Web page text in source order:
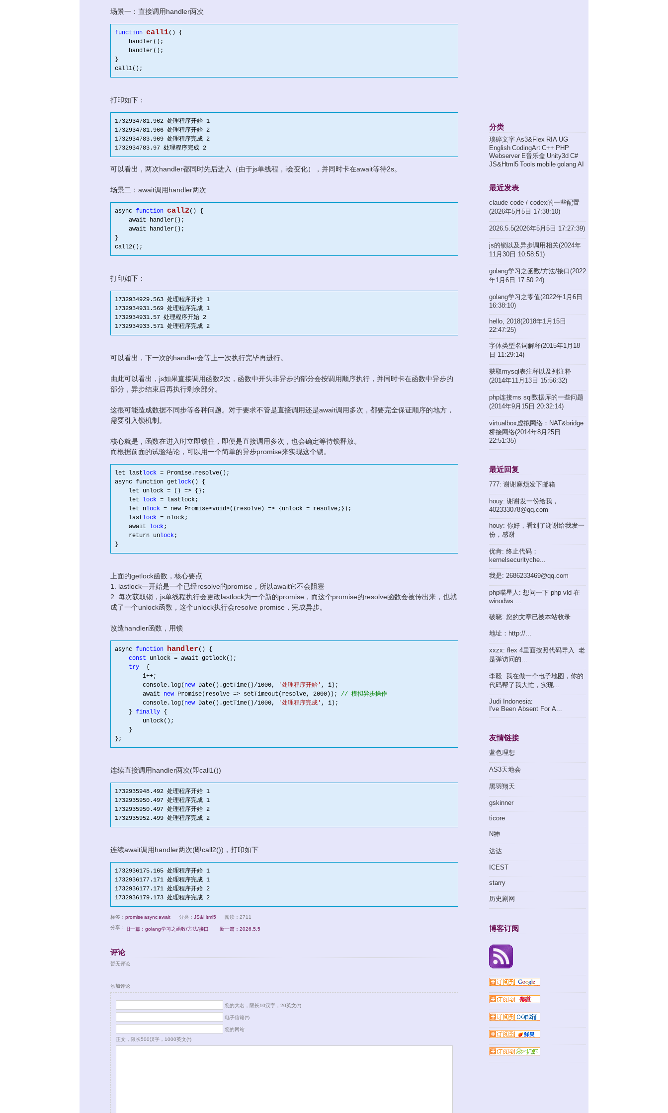
场景一：直接调用handler两次
function call1() {
handler();
handler();
}
打印如下：
1732934781.962 处理程序开始 1
1732934781.966 处理程序开始 2
1732934783.969 处理程序完成 2
可以看出，两次handler都同时先后进入（由于js单线程，i会变化），并同时卡在await等待2s。
场景二：await调用handler两次
async function call2() {
await handler();
await handler();
}
打印如下：
1732934929.563 处理程序开始 1
1732934931.569 处理程序完成 1
1732934931.57 处理程序开始 2
可以看出，下一次的handler会等上一次执行完毕再进行。
由此可以看出，js如果直接调用函数2次，函数中开头非异步的部分会按调用顺序执行，并同时卡在函数中异步的
部分，异步结束后再执行剩余部分。
这很可能造成数据不同步等各种问题。对于要求不管是直接调用还是await调用多次，都要完全保证顺序的地方，
需要引入锁机制。
核心就是，函数在进入时立即锁住，即便是直接调用多次，也会确定等待锁释放。
而根据前面的试验结论，可以用一个简单的异步promise来实现这个锁。
let last lock = Promise.resolve();
async function get lock() {
let unlock = () => {};
let
lock = lastlock;
let nlock = new Promise<void>((resolve) => {unlock = resolve; });
last lock = nlock;
await
lock;
return unlock;
上面的getlock函数，核心要点
1. lastlock一开始是一个已经resolve的promise，所以await它不会阻塞
2. 每次获取锁，js单线程执行会更改lastlock为一个新的promise，而这个promise的resolve函数会被传出来，也就
成了一个unlock函数，这个unlock执行会resolve promise，完成异步。
改造handler函数，用锁
async function handler () {
const unlock = await getlock();
try {
i++;
console.log( new Date().getTime()/1000, '处理程序开始' , i);
await new Promise(resolve => setTimeout(resolve, 2000 )); // 模拟异步操作
console.log( new Date().getTime()/1000, '处理程序完成' , i);
} finally {
unlock();
}
连续直接调用handler两次(即call1())
1732935948.492 处理程序开始 1
1732935950.497 处理程序完成 1
1732935950.497 处理程序开始 2
连续await调用handler两次(即call2())，打印如下
1732936175.165 处理程序开始 1
1732936177.171 处理程序完成 1
1732936177.171 处理程序开始 2
标签： promise asyncawait 分类： JS&Html5
阅读：2711
分享：
旧一篇：golang学习之函数/方法/接口 新一篇：2026.5.5
评论
暂无评论
添加评论
您的大名，限长10汉字，20英文(*)
电子信箱(*)
您的网站
正文，限长500汉字，1000英文(*)
分类
琐碎文字 As3&Flex RIA UG
English CodingArt C++ PHP
Webserver E音乐盒 Unity3d C#
JS&Html5 Tools mobile golang AI
最近发表
claude code / codex的一些配置
(2026年5月5日 17:38:10)
2026.5.5(2026年5月5日 17:27:39)
js的锁以及异步调用相关(2024年
11月30日 10:58:51)
golang学习之函数/方法/接口(2022
年1月6日 17:50:24)
golang学习之零值(2022年1月6日
16:38:10)
hello, 2018(2018年1月15日
22:47:25)
字体类型名词解释(2015年1月18
日 11:29:14)
获取mysql表注释以及列注释
(2014年11月13日 15:56:32)
php连接ms sql数据库的一些问题
(2014年9月15日 20:32:14)
virtualbox虚拟网络：NAT&bridge
桥接网络(2014年8月25日
22:51:35)
最近回复
777: 谢谢麻烦发下邮箱
houy: 谢谢发一份给我，
402333078@qq.com
houy: 你好，看到了谢谢给我发一
份，感谢
优肯: 终止代码；
kernelsecurltyche...
我是: 2686233469@qq.com
php喵星人: 想问一下 php vld 在
winodws ...
破晓: 您的文章已被本站收录
地址：http://...
xxzx: flex 4里面按照代码导入 老
是弹访问的...
李毅: 我在做一个电子地图，你的
代码帮了我大忙，实现...
Judi Indonesia:
I've Been Absent For A...
友情链接
蓝色理想
AS3天地会
黑羽翔天
gskinner
ticore
N神
达达
ICEST
starry
历史剧网
博客订阅